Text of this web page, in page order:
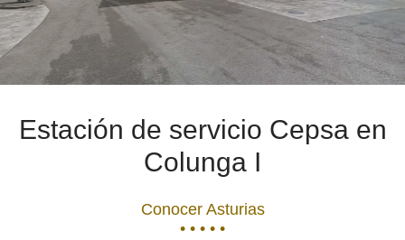
Estación de servicio Cepsa en
Colunga I
Conocer Asturias
• • • • •